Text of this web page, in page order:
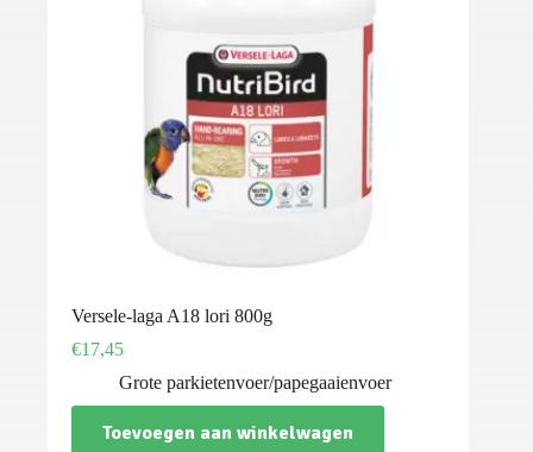
Versele-laga A18 lori 800g
€17,45
Grote parkietenvoer/papegaaienvoer
Toevoegen aan winkelwagen